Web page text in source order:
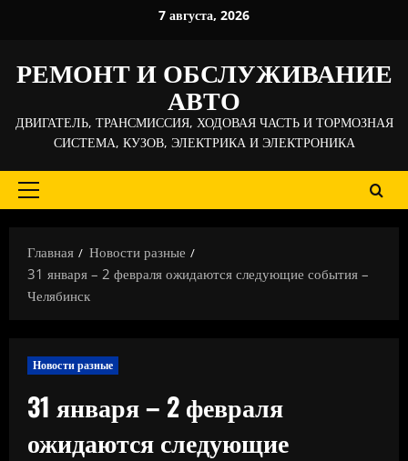
7 августа, 2026
РЕМОНТ И ОБСЛУЖИВАНИЕ
АВТО
ДВИГАТЕЛЬ, ТРАНСМИССИЯ, ХОДОВАЯ ЧАСТЬ И ТОРМОЗНАЯ
СИСТЕМА, КУЗОВ, ЭЛЕКТРИКА И ЭЛЕКТРОНИКА
Основное
Главная
Новости разные
31 января – 2 февраля ожидаются следующие события –
Челябинск
Новости разные
31 января – 2 февраля
ожидаются следующие